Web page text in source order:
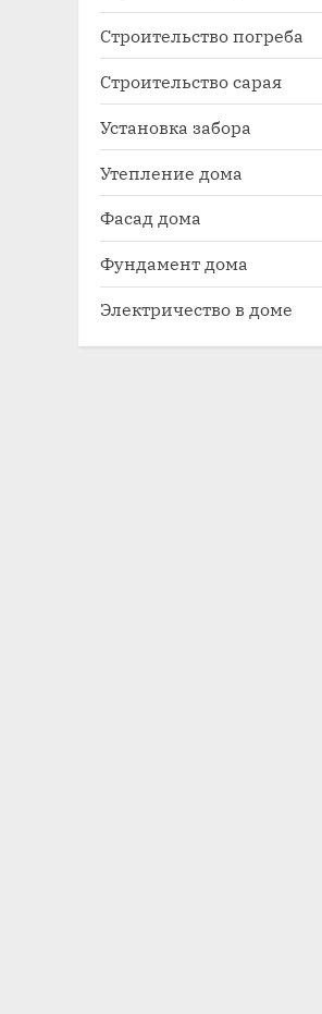
Строительство погреба
Строительство сарая
Установка забора
Утепление дома
Фасад дома
Фундамент дома
Электричество в доме